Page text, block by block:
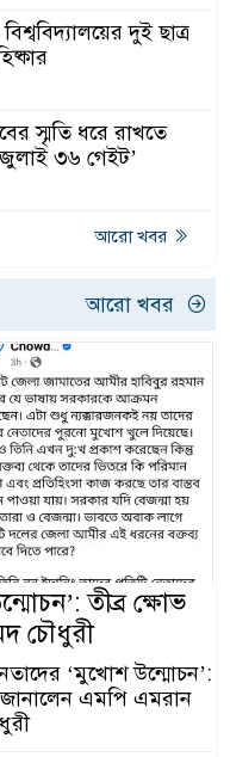
দুই ছাত্র
স্মৃতি ধরে রাখতে
৩৬ গেইট’
আরো খবর
আরো খবর
তীব্র ক্ষোভ
চৌধুরী
‘মুখোশ উন্মোচন’:
জানালেন এমপি এমরান